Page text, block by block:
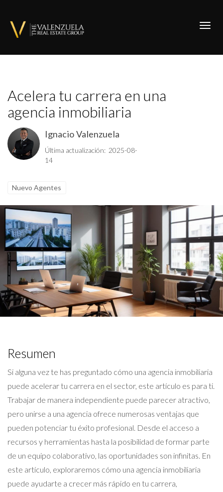
Acelera tu carrera en una
agencia inmobiliaria
Ignacio Valenzuela
Última actualización: 2025-08-
14
Nuevo Agentes
Resumen
Si alguna vez te has preguntado cómo una agencia inmobiliaria
puede acelerar tu carrera en el sector, este artículo es para ti.
Trabajar de manera independiente puede parecer atractivo,
pero unirse a una agencia ofrece numerosas ventajas que
pueden potenciar tu éxito profesional. Desde el acceso a
recursos y herramientas hasta la posibilidad de formar parte
de un equipo colaborativo, las oportunidades son infinitas. En
este artículo, exploraremos cómo una agencia inmobiliaria
puede ayudarte a crecer más rápido en tu carrera,